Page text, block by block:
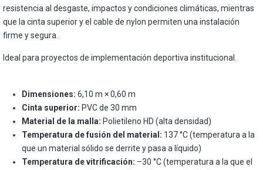
resistencia al desgaste, impactos y condiciones climáticas, mientras
que la cinta superior y el cable de nylon permiten una instalación
firme y segura.
Ideal para proyectos de implementación deportiva institucional.
Dimensiones: 6,10 m × 0,60 m
Cinta superior: PVC de 30 mm
Material de la malla: Polietileno HD (alta densidad)
Temperatura de fusión del material: 137 °C (temperatura a la
que un material sólido se derrite y pasa a líquido)
Temperatura de vitrificación: –30 °C (temperatura a la que el